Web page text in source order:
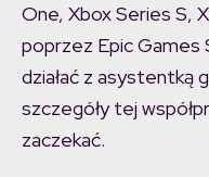
One, Xbox Series S,
poprzez Epic Games
działać z asystentką
szczegóły tej
zaczekać.